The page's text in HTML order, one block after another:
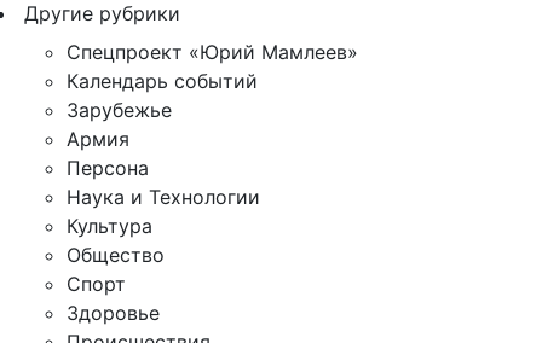
Другие рубрики
Спецпроект «Юрий Мамлеев»
Календарь событий
Зарубежье
Армия
Персона
Наука и Технологии
Культура
Общество
Спорт
Здоровье